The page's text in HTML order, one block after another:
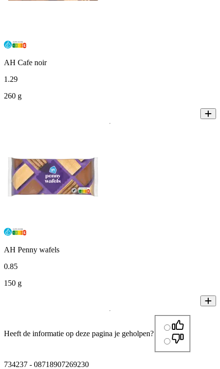
AH Cafe noir
1 .29
260 g
AH Penny wafels
0.85
150 g
Heeft de informatie op deze pagina je geholpen?
734237 - 08718907269230